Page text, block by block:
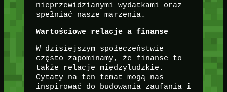
nieprzewidzianymi wydatkami oraz
spełniać nasze marzenia.
Wartościowe relacje a finanse
W dzisiejszym społeczeństwie
często zapominamy, że finanse to
także relacje międzyludzkie.
Cytaty na ten temat mogą nas
inspirować do budowania zaufania i